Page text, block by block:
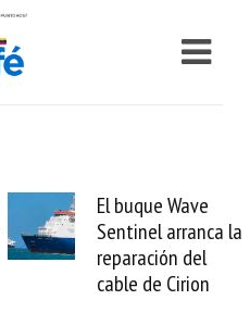
El buque Wave
Sentinel arranca la
reparación del
cable de Cirion